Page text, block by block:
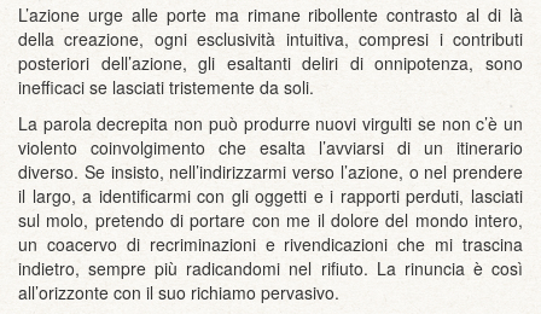
L’azione urge alle porte ma rimane ribollente contrasto al di là
della creazione, ogni esclusività intuitiva, compresi i contributi
posteriori dell’azione, gli esaltanti deliri di onnipotenza, sono
inefficaci se lasciati tristemente da soli.
La parola decrepita non può produrre nuovi virgulti se non c’è un
violento coinvolgimento che esalta l’avviarsi di un itinerario
diverso. Se insisto, nell’indirizzarmi verso l’azione, o nel prendere
il largo, a identificarmi con gli oggetti e i rapporti perduti, lasciati
sul molo, pretendo di portare con me il dolore del mondo intero,
un coacervo di recriminazioni e rivendicazioni che mi trascina
indietro, sempre più radicandomi nel rifiuto. La rinuncia è così
all’orizzonte con il suo richiamo pervasivo.